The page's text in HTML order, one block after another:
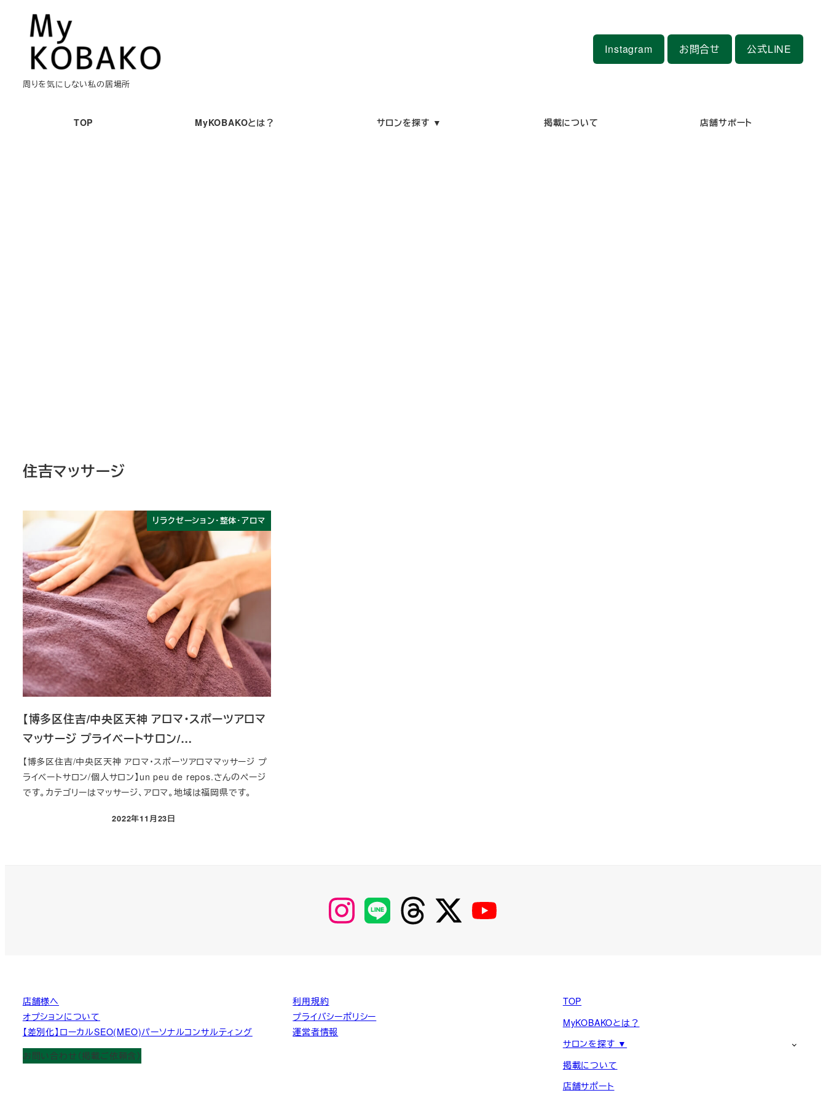
周りを気にしない私の居場所
Instagram お問合せ 公式LINE
TOP MyKOBAKOとは？ サロンを探す ▼ 掲載について 店舗サポート
住吉マッサージ
リラクゼーション・整体・アロマ
【博多区住吉/中央区天神 アロマ・スポーツアロマ
マッサージ プライベートサロン/…
【博多区住吉/中央区天神 アロマ・スポーツアロママッサージ プ
ライベートサロン/個人サロン】un peu de repos.さんのページ
です。カテゴリーはマッサージ、アロマ。地域は福岡県です。
投稿日
2022年11月23日
【Instagram】
MyKOBAKO
【LINE】 【threads】 【Twitter】
店舗様へ
オプションについて
【差別化】ローカルSEO(MEO)パーソナルコンサルティング
お問い合わせ（掲載ご依頼含）
利用規約
プライバシーポリシー
運営者情報
TOP
MyKOBAKOとは？
サロンを探す ▼
掲載について
店舗サポート